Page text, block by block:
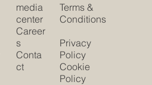
media
center
Career
s
Conta
ct
Terms &
Conditions
Privacy
Policy
Cookie
Policy